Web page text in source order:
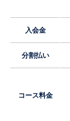
入会金
分割払い
コース料金